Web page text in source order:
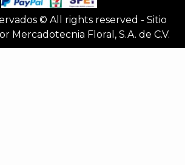
© All rights reserved - Sitio
Mercadotecnia Floral, S.A. de C.V.